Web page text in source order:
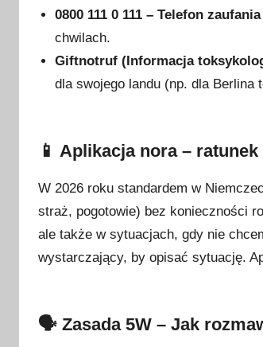
0800 111 0 111 – Telefon
chwilach.
Giftnotruf (Informacja
dla swojego landu (np. dla Berlina
📱 Aplikacja nora – ratunek
W 2026 roku standardem w
straż, pogotowie) bez konieczności
ale także w sytuacjach, gdy nie
wystarczający, by opisać sytuację.
🗣️ Zasada 5W – Jak